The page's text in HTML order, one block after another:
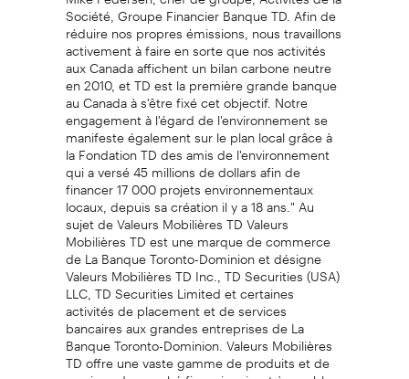
Société, Groupe Financier Banque TD. Afin de
réduire nos propres émissions, nous travaillons
activement à faire en sorte que nos activités
aux Canada affichent un bilan carbone neutre
en 2010, et TD est la première grande banque
au Canada à s'être fixé cet objectif. Notre
engagement à l'égard de l'environnement se
manifeste également sur le plan local grâce à
la Fondation TD des amis de l'environnement
qui a versé 45 millions de dollars afin de
financer 17 000 projets environnementaux
locaux, depuis sa création il y a 18 ans." Au
sujet de Valeurs Mobilières TD Valeurs
Mobilières TD est une marque de commerce
de La Banque Toronto-Dominion et désigne
Valeurs Mobilières TD Inc., TD Securities (USA)
LLC, TD Securities Limited et certaines
activités de placement et de services
bancaires aux grandes entreprises de La
Banque Toronto-Dominion. Valeurs Mobilières
TD offre une vaste gamme de produits et de